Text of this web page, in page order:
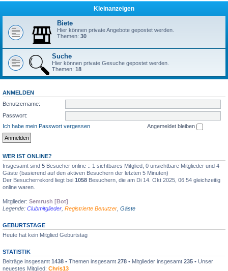
Kleinanzeigen
Biete
Hier können private Angebote gepostet werden.
Themen: 30
Suche
Hier können private Gesuche gepostet werden.
Themen: 18
ANMELDEN
Benutzername:
Passwort:
Ich habe mein Passwort vergessen
Angemeldet bleiben
WER IST ONLINE?
Insgesamt sind 5 Besucher online :: 1 sichtbares Mitglied, 0 unsichtbare Mitglieder und 4
Gäste (basierend auf den aktiven Besuchern der letzten 5 Minuten)
Der Besucherrekord liegt bei 1058 Besuchern, die am Di 14. Okt 2025, 06:54 gleichzeitig
online waren.
Mitglieder: Semrush [Bot]
Legende: Clubmitglieder Registrierte Benutzer Gäste
GEBURTSTAGE
Heute hat kein Mitglied Geburtstag
STATISTIK
Beiträge insgesamt 1438 • Themen insgesamt 278 • Mitglieder insgesamt 235 • Unser
neuestes Mitglied: Chris13